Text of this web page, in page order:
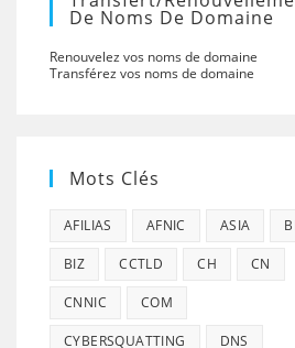
De Noms De Domaine
Renouvelez vos noms de domaine
Transférez vos noms de domaine
Mots Clés
AFILIAS AFNIC ASIA
BIZ CCTLD CH CN
CNNIC COM
CYBERSQUATTING DNS